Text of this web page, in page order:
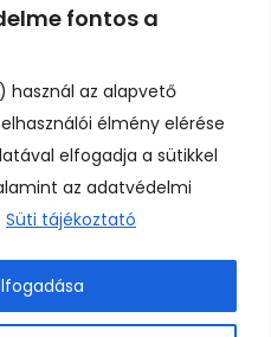
fontos a
használ az alapvető
élmény elérése
elfogadja a sütikkel
az adatvédelmi
Süti tájékoztató